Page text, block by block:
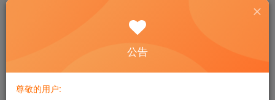
公告
尊敬的用户: